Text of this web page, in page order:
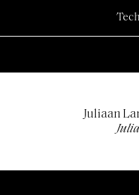
Juliaan